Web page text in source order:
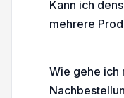
Kann ich
mehrere
Wie gehe ich